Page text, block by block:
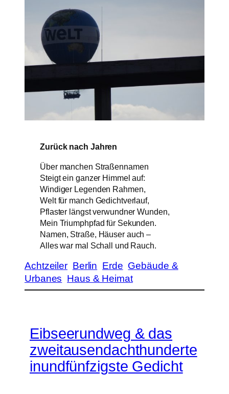
Zurück nach Jahren
Über manchen Straßennamen
Steigt ein ganzer Himmel auf:
Windiger Legenden Rahmen,
Welt für manch Gedichtverlauf,
Pflaster längst verwundner Wunden,
Mein Triumphpfad für Sekunden.
Namen, Straße, Häuser auch –
Alles war mal Schall und Rauch.
Achtzeiler Berlin Erde Gebäude &
Urbanes Haus & Heimat
Eibseerundweg & das
zweitausendachthunderte
inundfünfzigste Gedicht